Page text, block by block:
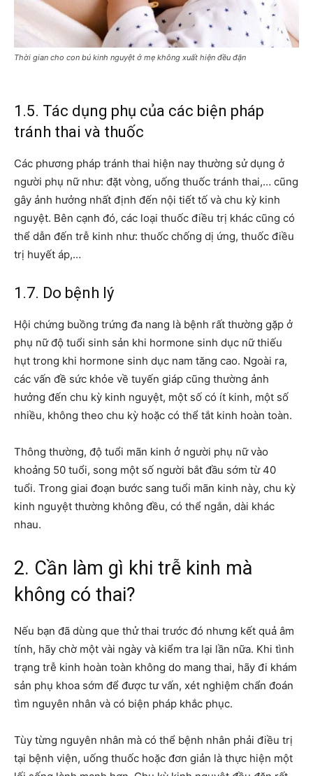
Thời gian cho con bú kinh nguyệt ở mẹ không xuất hiện đều đặn
1.5. Tác dụng phụ của các biện pháp
tránh thai và thuốc
Các phương pháp tránh thai hiện nay thường sử dụng ở
người phụ nữ như: đặt vòng, uống thuốc tránh thai,… cũng
gây ảnh hưởng nhất định đến nội tiết tố và chu kỳ kinh
nguyệt. Bên cạnh đó, các loại thuốc điều trị khác cũng có
thể dẫn đến trễ kinh như: thuốc chống dị ứng, thuốc điều
trị huyết áp,…
1.7. Do bệnh lý
Hội chứng buồng trứng đa nang là bệnh rất thường gặp ở
phụ nữ độ tuổi sinh sản khi hormone sinh dục nữ thiếu
hụt trong khi hormone sinh dục nam tăng cao. Ngoài ra,
các vấn đề sức khỏe về tuyến giáp cũng thường ảnh
hưởng đến chu kỳ kinh nguyệt, một số có ít kinh, một số
nhiều, không theo chu kỳ hoặc có thể tắt kinh hoàn toàn.
Thông thường, độ tuổi mãn kinh ở người phụ nữ vào
khoảng 50 tuổi, song một số người bắt đầu sớm từ 40
tuổi. Trong giai đoạn bước sang tuổi mãn kinh này, chu kỳ
kinh nguyệt thường không đều, có thể ngắn, dài khác
nhau.
2. Cần làm gì khi trễ kinh mà
không có thai?
Nếu bạn đã dùng que thử thai trước đó nhưng kết quả âm
tính, hãy chờ một vài ngày và kiểm tra lại lần nữa. Khi tình
trạng trễ kinh hoàn toàn không do mang thai, hãy đi khám
sản phụ khoa sớm để được tư vấn, xét nghiệm chẩn đoán
tìm nguyên nhân và có biện pháp khắc phục.
Tùy từng nguyên nhân mà có thể bệnh nhân phải điều trị
tại bệnh viện, uống thuốc hoặc đơn giản là thực hiện một